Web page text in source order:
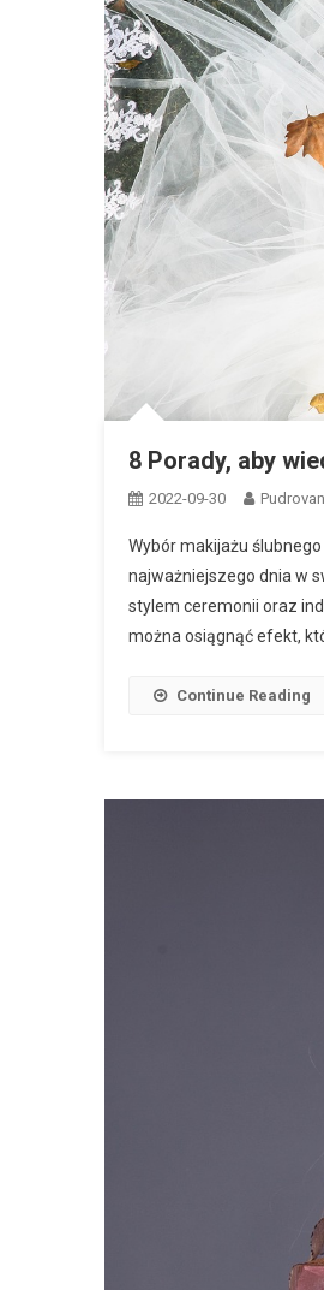
8 Porady, aby
2022-09-30
Wybór makijażu
najważniejszego dnia w
stylem ceremonii oraz
można osiągnąć efekt,
Continue Reading